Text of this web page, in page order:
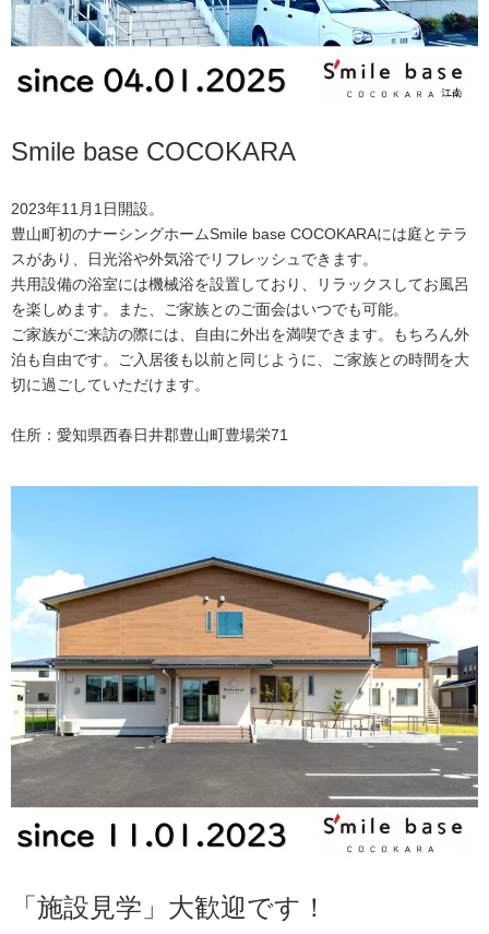
Smile base COCOKARA
2023年11月1日開設。
豊山町初のナーシングホームSmile base COCOKARAには庭とテラ
スがあり、日光浴や外気浴でリフレッシュできます。
共用設備の浴室には機械浴を設置しており、リラックスしてお風呂
を楽しめます。また、ご家族とのご面会はいつでも可能。
ご家族がご来訪の際には、自由に外出を満喫できます。もちろん外
泊も自由です。ご入居後も以前と同じように、ご家族との時間を大
切に過ごしていただけます。
住所：愛知県西春日井郡豊山町豊場栄71
「施設見学」大歓迎です！